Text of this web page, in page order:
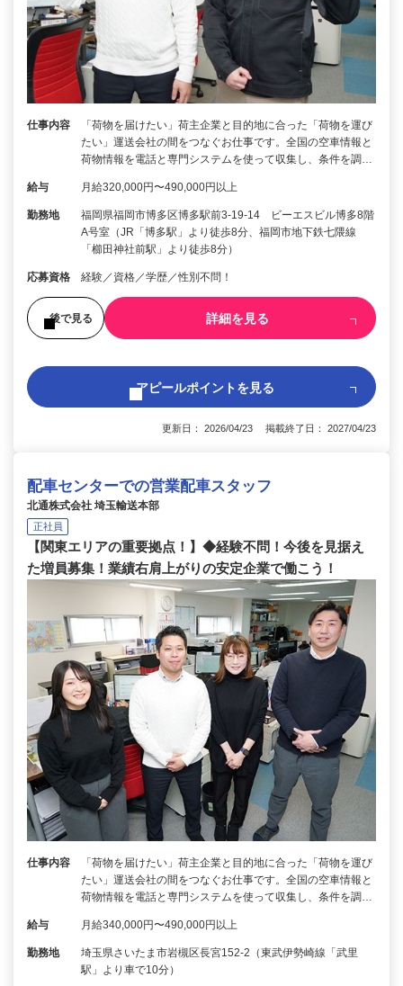
仕事内容
「荷物を届けたい」荷主企業と目的地に合った「荷物を運び
たい」運送会社の間をつなぐお仕事です。全国の空車情報と
荷物情報を電話と専門システムを使って収集し、条件を調…
給与 月給320,000円〜490,000円以上
勤務地
福岡県福岡市博多区博多駅前3-19-14 ビーエスビル博多8階
A号室（JR「博多駅」より徒歩8分、福岡市地下鉄七隈線
「櫛田神社前駅」より徒歩8分）
応募資格 経験／資格／学歴／性別不問！
後で見る 詳細を見る
アピールポイントを見る
更新日： 2026/04/23 掲載終了日： 2027/04/23
配車センターでの営業配車スタッフ
北通株式会社 埼玉輸送本部
正社員
【関東エリアの重要拠点！】◆経験不問！今後を見据え
た増員募集！業績右肩上がりの安定企業で働こう！
仕事内容
「荷物を届けたい」荷主企業と目的地に合った「荷物を運び
たい」運送会社の間をつなぐお仕事です。全国の空車情報と
荷物情報を電話と専門システムを使って収集し、条件を調…
給与 月給340,000円〜490,000円以上
勤務地
埼玉県さいたま市岩槻区長宮152-2（東武伊勢崎線「武里
駅」より車で10分）